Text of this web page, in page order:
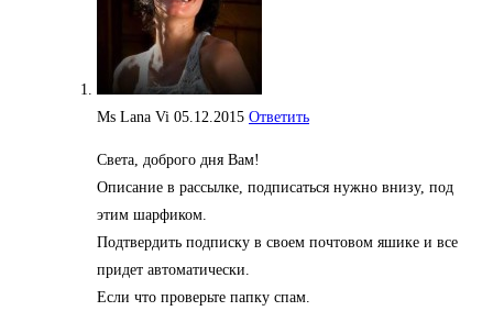
Ms Lana Vi 05.12.2015 Ответить
Света, доброго дня Вам!
Описание в рассылке, подписаться нужно внизу, под
этим шарфиком.
Подтвердить подписку в своем почтовом яшике и все
придет автоматически.
Если что проверьте папку спам.